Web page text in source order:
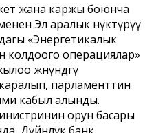
жана каржы боюнча
Эл аралык өнүктүрүү
«Энергетикалык
колдоого операциялар»
жөнүндөгү
парламенттин
кабыл алынды.
орун басары